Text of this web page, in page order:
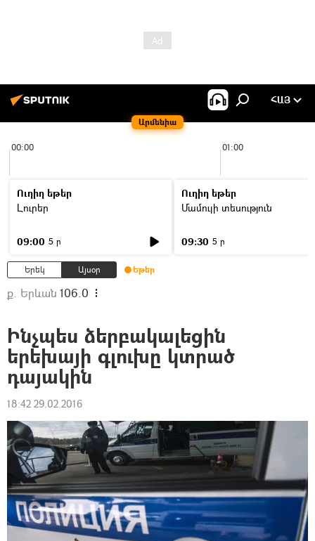
Արմենիա
ՀԱՅ
00:00 01:00
Ուղիղ եթեր
Լուրեր
09:00 5 ր
Ուղիղ եթեր
Մամուլի տեսություն
09:30 5 ր
Երեկ Այսօր Եթեր
ք. Երևան 106.0
Ինչպես ձերբակալեցին
երեխայի գլուխը կտրած
դայակին
18:42 29.02.2016